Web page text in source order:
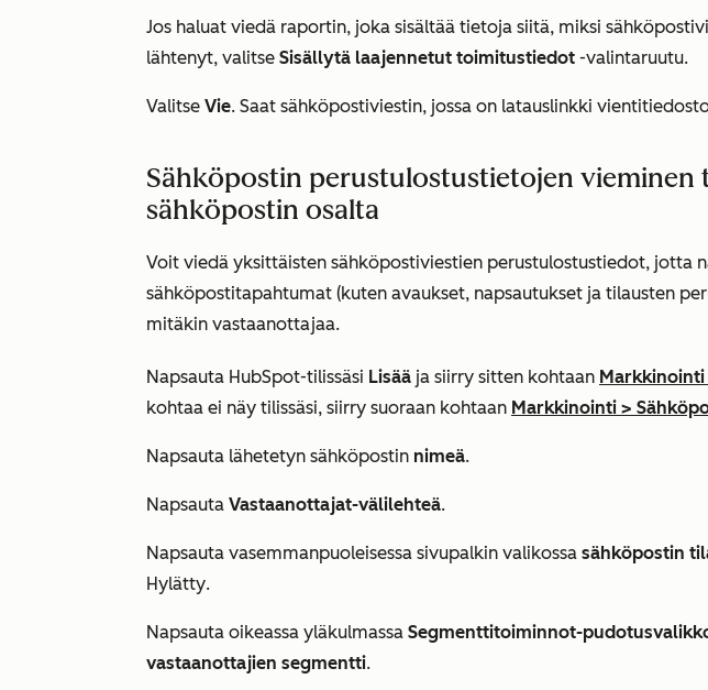
Jos haluat viedä raportin, joka sisältää tietoja siitä, miksi
lähtenyt, valitse Sisällytä laajennetut toimitustiedot -valintaruutu.
Valitse Vie. Saat sähköpostiviestin, jossa on latauslinkki
Sähköpostin perustulostustietojen vieminen
sähköpostin osalta
Voit viedä yksittäisten sähköpostiviestien perustulostustiedot, jotta
sähköpostitapahtumat (kuten avaukset, napsautukset ja tilausten
mitäkin vastaanottajaa.
Napsauta HubSpot-tilissäsi Lisää ja siirry sitten kohtaan Markkinointi
kohtaa ei näy tilissäsi, siirry suoraan kohtaan Markkinointi >
Napsauta lähetetyn sähköpostin nimeä.
Napsauta Vastaanottajat-välilehteä.
Napsauta vasemmanpuoleisessa sivupalkin valikossa sähköpostin
Hylätty.
Napsauta oikeassa yläkulmassa Segmenttitoiminnot-
vastaanottajien segmentti.